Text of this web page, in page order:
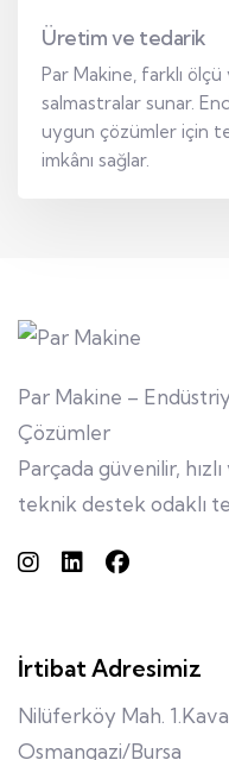
Üretim ve tedarik
Par Makine, farklı
salmastralar sunar.
uygun çözümler için
imkânı sağlar.
Par Makine –
Çözümler
Parçada güvenilir, hızlı
teknik destek odaklı
İrtibat Adresimiz
Nilüferköy Mah.
Osmangazi/Bursa